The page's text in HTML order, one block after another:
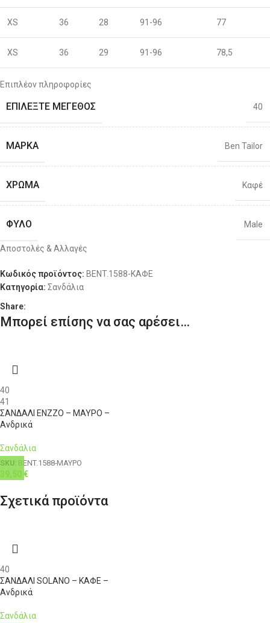
XS 36 28 91-96 77
XS 36 29 91-96 78,5
S 38
S 40
M 83
L 46 34 106-111 88
XXL 54 42 116-121
4XL
Επιπλέον πληροφορίες
ΕΠΙΛΈΞΤΕ ΜΈΓΕΘΟΣ 40
ΜΆΡΚΑ Ben Tailor
ΧΡΏΜΑ Καφέ
ΦΎΛΟ Male
Αποστολές & Αλλαγές
Κωδικός προϊόντος: BENT.1588-ΚΑΦΕ
Κατηγορία: Σανδάλια
Share:
Μπορεί επίσης να σας αρέσει…
40
41
ΣΑΝΔΑΛΙ ENZZO – ΜΑΥΡΟ –
Ανδρικά
Σανδάλια
SKU: BENT.1588-ΜΑΥΡΟ
39,50 €
Σχετικά προϊόντα
40
ΣΑΝΔΑΛΙ SOLANO – ΚΑΦΕ –
Ανδρικά
Σανδάλια